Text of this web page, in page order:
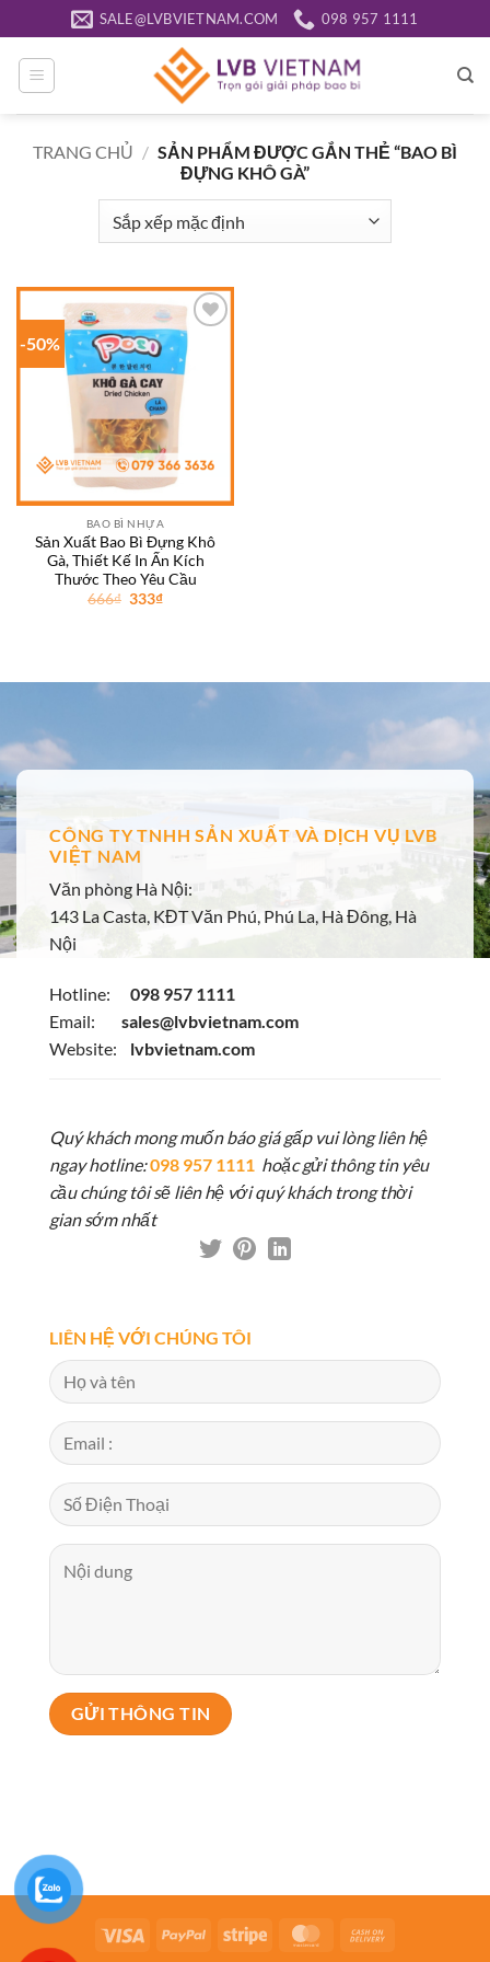
qua
nội
dung
SALE@LVBVIETNAM.COM 098 957 1111
TRANG CHỦ / SẢN PHẨM ĐƯỢC GẮN THẺ “BAO BÌ
ĐỰNG KHÔ GÀ”
-50%
Add to
wishlist
BAO BÌ NHỰA
Sản Xuất Bao Bì Đựng Khô
Gà, Thiết Kế In Ấn Kích
Thước Theo Yêu Cầu
666₫ Giá
333₫Giá
CÔNG TY TNHH SẢN XUẤT VÀ DỊCH VỤ LVB
VIỆT NAM
Văn phòng Hà Nội:
143 La Casta, KĐT Văn Phú, Phú La, Hà Đông, Hà
Nội
Hotline:
098 957 1111
Email:
sales@lvbvietnam.com
Website:
lvbvietnam.com
Quý khách mong muốn báo giá gấp vui lòng liên hệ
ngay hotline:098 957 1111 hoặc gửi thông tin yêu
cầu chúng tôi sẽ liên hệ với quý khách trong thời
gian sớm nhất
LIÊN HỆ VỚI CHÚNG TÔI
Visa PayPal Stripe MasterCard